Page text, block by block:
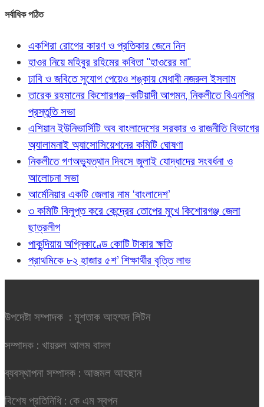
সর্বাধিক পঠিত
একশিরা রোগের কারণ ও প্রতিকার জেনে নিন
হাওর নিয়ে মহিবুর রহিমের কবিতা "হাওরের মা"
ঢাবি ও জবিতে সুযোগ পেয়েও শঙ্কায় মেধাবী নজরুল ইসলাম
তারেক রহমানের কিশোরগঞ্জ-কটিয়াদী আগমন, নিকলীতে বিএনপির
প্রস্তুতি সভা
এশিয়ান ইউনিভার্সিটি অব বাংলাদেশের সরকার ও রাজনীতি বিভাগের
অ্যালামনাই অ্যাসোসিয়েশনের কমিটি ঘোষণা
নিকলীতে গণঅভ্যুত্থান দিবসে জুলাই যোদ্ধাদের সংবর্ধনা ও
আলোচনা সভা
আর্মেনিয়ার একটি জেলার নাম ‘বাংলাদেশ’
৩ কমিটি বিলুপ্ত করে কেন্দ্রের তোপের মুখে কিশোরগঞ্জ জেলা
ছাত্রলীগ
পাকুন্দিয়ায় অগ্নিকাণ্ডে কোটি টাকার ক্ষতি
প্রাথমিকে ৮২ হাজার ৫শ’ শিক্ষার্থীর বৃত্তি লাভ
উপদেষ্টা সম্পাদক : মুশতাক আহম্মদ লিটন
সম্পাদক : খায়রুল আলম বাদল
ব্যবস্থাপনা সম্পাদক : আজমল আহছান
বিশেষ প্রতিনিধি : কে এম স্বপন